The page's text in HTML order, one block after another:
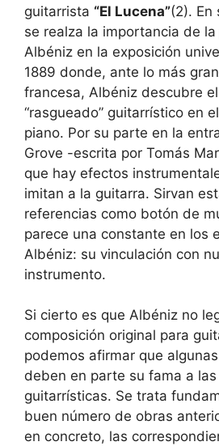
guitarrista “El Lucena”(2). En
se realza la importancia de
Albéniz en la exposición
1889 donde, ante lo más
francesa, Albéniz descubre
“rasgueado” guitarrístico en
piano. Por su parte en la
Grove -escrita por Tomás
que hay efectos
imitan a la guitarra. Sirvan
referencias como botón de
parece una constante en los
Albéniz: su vinculación con
instrumento.
Si cierto es que Albéniz no
composición original para
podemos afirmar que
deben en parte su fama a
guitarrísticas. Se trata
buen número de obras
en concreto, las